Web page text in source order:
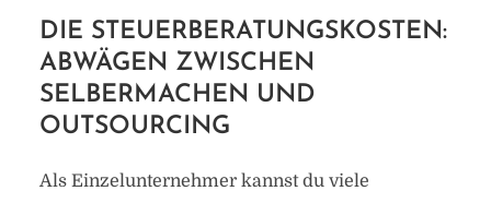
DIE STEUERBERATUNGSKOSTEN:
ABWÄGEN ZWISCHEN
SELBERMACHEN UND
OUTSOURCING
Als Einzelunternehmer kannst du viele